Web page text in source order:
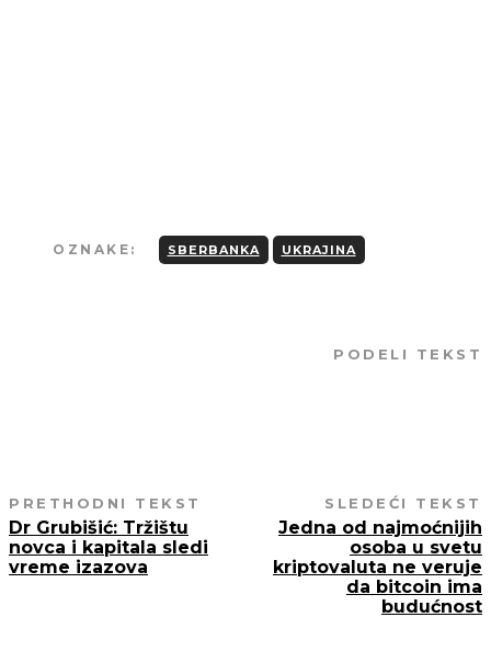
OZNAKE: SBERBANKA UKRAJINA
PODELI TEKST
PRETHODNI TEKST
Dr Grubišić: Tržištu
novca i kapitala sledi
vreme izazova
SLEDEĆI TEKST
Jedna od najmoćnijih
osoba u svetu
kriptovaluta ne veruje
da bitcoin ima
budućnost